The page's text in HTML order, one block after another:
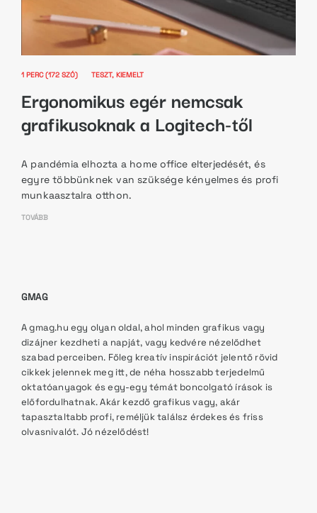
1 PERC (172 SZÓ) TESZT KIEMELT
Ergonomikus egér nemcsak
grafikusoknak a Logitech-től
A pandémia elhozta a home office elterjedését, és
egyre többünknek van szüksége kényelmes és profi
munkaasztalra otthon.
TOVÁBB
GMAG
A gmag.hu egy olyan oldal, ahol minden grafikus vagy
dizájner kezdheti a napját, vagy kedvére nézelődhet
szabad perceiben. Főleg kreatív inspirációt jelentő rövid
cikkek jelennek meg itt, de néha hosszabb terjedelmű
oktatóanyagok és egy-egy témát boncolgató írások is
előfordulhatnak. Akár kezdő grafikus vagy, akár
tapasztaltabb profi, reméljük találsz érdekes és friss
olvasnivalót. Jó nézelődést!